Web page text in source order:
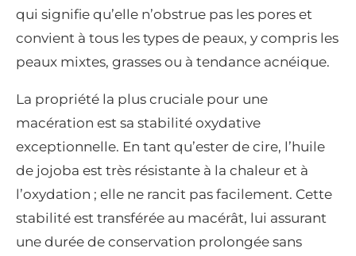
qui signifie qu’elle n’obstrue pas les pores et
convient à tous les types de peaux, y compris les
peaux mixtes, grasses ou à tendance acnéique.
La propriété la plus cruciale pour une
macération est sa stabilité oxydative
exceptionnelle. En tant qu’ester de cire, l’huile
de jojoba est très résistante à la chaleur et à
l’oxydation ; elle ne rancit pas facilement. Cette
stabilité est transférée au macérât, lui assurant
une durée de conservation prolongée sans